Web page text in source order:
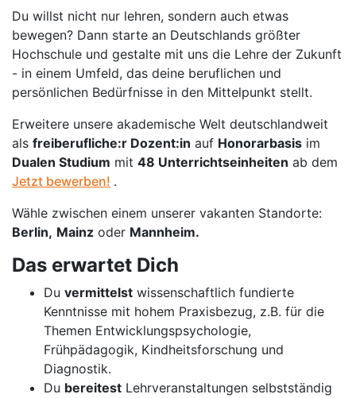
Du willst nicht nur lehren, sondern auch etwas
bewegen? Dann starte an Deutschlands größter
Hochschule und gestalte mit uns die Lehre der Zukunft
- in einem Umfeld, das deine beruflichen und
persönlichen Bedürfnisse in den Mittelpunkt stellt.
Erweitere unsere akademische Welt deutschlandweit
als freiberufliche:r Dozent:in auf Honorarbasis im
Dualen Studium mit 48 Unterrichtseinheiten ab dem
Jetzt bewerben! .
Wähle zwischen einem unserer vakanten Standorte:
Berlin, Mainz oder Mannheim.
Das erwartet Dich
Du vermittelst wissenschaftlich fundierte
Kenntnisse mit hohem Praxisbezug, z.B. für die
Themen Entwicklungspsychologie,
Frühpädagogik, Kindheitsforschung und
Diagnostik.
Du bereitest Lehrveranstaltungen selbstständig